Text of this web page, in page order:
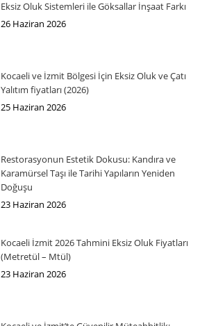
Eksiz Oluk Sistemleri ile Göksallar İnşaat Farkı
26 Haziran 2026
Kocaeli ve İzmit Bölgesi İçin Eksiz Oluk ve Çatı
Yalıtım fiyatları (2026)
25 Haziran 2026
Restorasyonun Estetik Dokusu: Kandıra ve
Karamürsel Taşı ile Tarihi Yapıların Yeniden
Doğuşu
23 Haziran 2026
Kocaeli İzmit 2026 Tahmini Eksiz Oluk Fiyatları
(Metretül – Mtül)
23 Haziran 2026